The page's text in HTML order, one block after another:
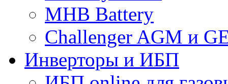
MHB Battery
Challenger AGM и
Инверторы и ИБП